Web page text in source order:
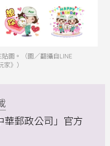
圖。（圖／翻攝自LINE
》）
華郵政公司」官方